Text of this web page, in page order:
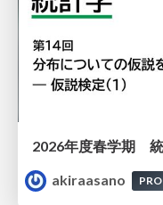
akiraasano
PRO